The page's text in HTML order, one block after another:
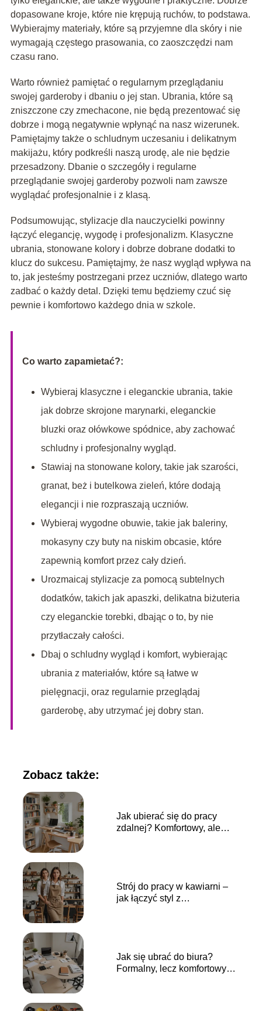
dopasowane kroje, które nie krępują ruchów, to podstawa.
Wybierajmy materiały, które są przyjemne dla skóry i nie
wymagają częstego prasowania, co zaoszczędzi nam
czasu rano.
Warto również pamiętać o regularnym przeglądaniu
swojej garderoby i dbaniu o jej stan. Ubrania, które są
zniszczone czy zmechacone, nie będą prezentować się
dobrze i mogą negatywnie wpłynąć na nasz wizerunek.
Pamiętajmy także o schludnym uczesaniu i delikatnym
makijażu, który podkreśli naszą urodę, ale nie będzie
przesadzony. Dbanie o szczegóły i regularne
przeglądanie swojej garderoby pozwoli nam zawsze
wyglądać profesjonalnie i z klasą.
Podsumowując, stylizacje dla nauczycielki powinny
łączyć elegancję, wygodę i profesjonalizm. Klasyczne
ubrania, stonowane kolory i dobrze dobrane dodatki to
klucz do sukcesu. Pamiętajmy, że nasz wygląd wpływa na
to, jak jesteśmy postrzegani przez uczniów, dlatego warto
zadbać o każdy detal. Dzięki temu będziemy czuć się
pewnie i komfortowo każdego dnia w szkole.
Co warto zapamietać?:
Wybieraj klasyczne i eleganckie ubrania, takie
jak dobrze skrojone marynarki, eleganckie
bluzki oraz ołówkowe spódnice, aby zachować
schludny i profesjonalny wygląd.
Stawiaj na stonowane kolory, takie jak szarości,
granat, beż i butelkowa zieleń, które dodają
elegancji i nie rozpraszają uczniów.
Wybieraj wygodne obuwie, takie jak baleriny,
mokasyny czy buty na niskim obcasie, które
zapewnią komfort przez cały dzień.
Urozmaicaj stylizacje za pomocą subtelnych
dodatków, takich jak apaszki, delikatna biżuteria
czy eleganckie torebki, dbając o to, by nie
przytłaczały całości.
Dbaj o schludny wygląd i komfort, wybierając
ubrania z materiałów, które są łatwe w
pielęgnacji, oraz regularnie przeglądaj
garderobę, aby utrzymać jej dobry stan.
Zobacz także:
Jak ubierać się do pracy
zdalnej? Komfortowy, ale
Strój do pracy w kawiarni –
jak łączyć styl z
Jak się ubrać do biura?
Formalny, lecz komfortowy